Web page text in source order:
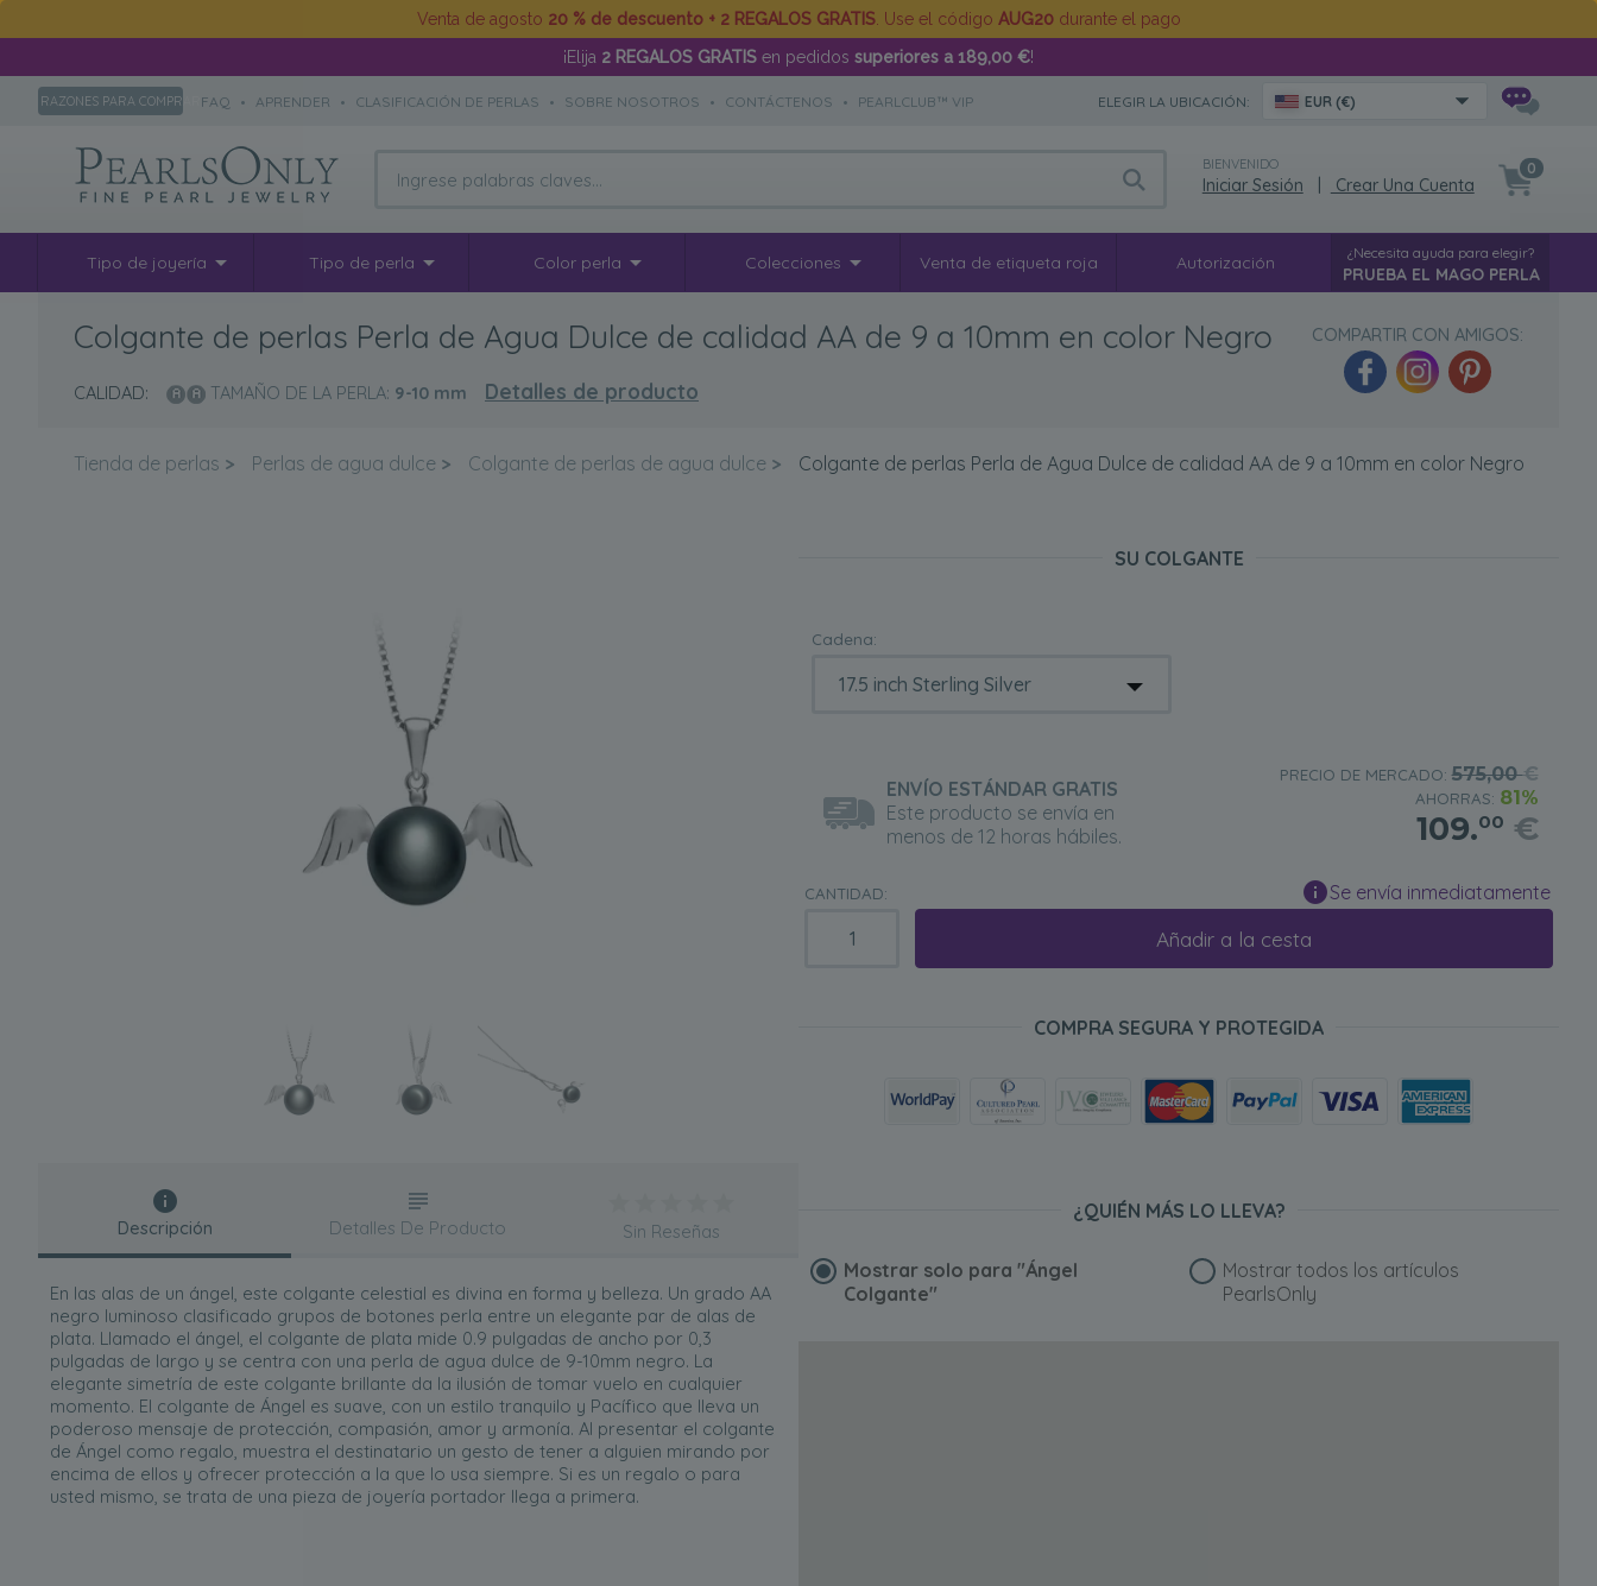
Venta de agosto 20 % de descuento + 2 REGALOS GRATIS. Use el código AUG20durante el pago
¡Elija 2 REGALOS GRATIS en pedidos superiores a 189,00 €!
RAZONES PARA COMPRAR FAQ • APRENDER • CLASIFICACIÓN DE PERLAS • SOBRE NOSOTROS • CONTÁCTENOS • PEARLCLUB™ VIP ELEGIR LA UBICACIÓN: EUR (€)
BIENVENIDO
Iniciar Sesión Crear Una Cuenta
0
Tipo de joyería Tipo de perla Color perla Colecciones Venta de etiqueta roja Autorización ¿Necesita ayuda para elegir?
PRUEBA EL MAGO PERLA
Colgante de perlas Perla de Agua Dulce de calidad AA de 9 a 10mm en color Negro
CALIDAD: TAMAÑO DE LA PERLA: 9-10 mm Detalles de producto
COMPARTIR CON AMIGOS:
Tienda de perlas > Perlas de agua dulce > Colgante de perlas de agua dulce > Colgante de perlas Perla de Agua Dulce de calidad AA de 9 a 10mm en color Negro
SU COLGANTE
Cadena:
ENVÍO ESTÁNDAR GRATIS
Este producto se envía en
menos de 12 horas hábiles.
PRECIO DE MERCADO:575,00€
AHORRAS: 81%
109.00 €
CANTIDAD: Se envía inmediatamente
Añadir a la cesta
COMPRA SEGURA Y PROTEGIDA
Descripción
En las alas de un ángel, este colgante celestial es divina en forma y belleza. Un grado AA
negro luminoso clasificado grupos de botones perla entre un elegante par de alas de
plata. Llamado el ángel, el colgante de plata mide 0.9 pulgadas de ancho por 0,3
pulgadas de largo y se centra con una perla de agua dulce de 9-10mm negro. La
elegante simetría de este colgante brillante da la ilusión de tomar vuelo en cualquier
momento. El colgante de Ángel es suave, con un estilo tranquilo y Pacífico que lleva un
poderoso mensaje de protección, compasión, amor y armonía. Al presentar el colgante
de Ángel como regalo, muestra el destinatario un gesto de tener a alguien mirando por
encima de ellos y ofrecer protección a la que lo usa siempre. Si es un regalo o para
usted mismo, se trata de una pieza de joyería portador llega a primera.
Detalles De Producto Sin Reseñas
¿QUIÉN MÁS LO LLEVA?
Mostrar solo para "Ángel
Colgante"
Mostrar todos los artículos
PearlsOnly